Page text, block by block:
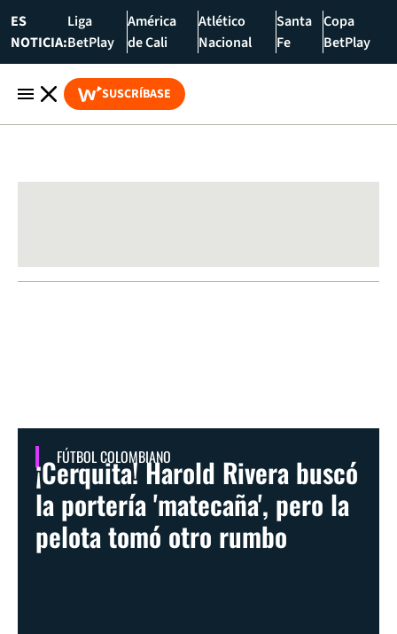
ES
NOTICIA:
Liga
BetPlay
América
de Cali
Atlético
Nacional
Santa
Fe
Copa
BetPlay
SUSCRÍBASE
FÚTBOL COLOMBIANO
¡Cerquita! Harold Rivera buscó
la portería 'matecaña', pero la
pelota tomó otro rumbo